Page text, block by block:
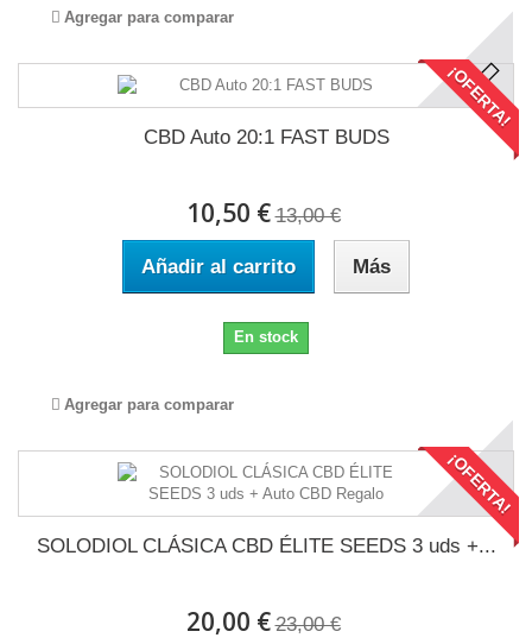
Agregar para comparar
¡OFERTA!
CBD Auto 20:1 FAST BUDS
10,50 € 13,00 €
Añadir al carrito Más
En stock
Agregar para comparar
¡OFERTA!
SOLODIOL CLÁSICA CBD ÉLITE SEEDS 3 uds +...
20,00 € 23,00 €